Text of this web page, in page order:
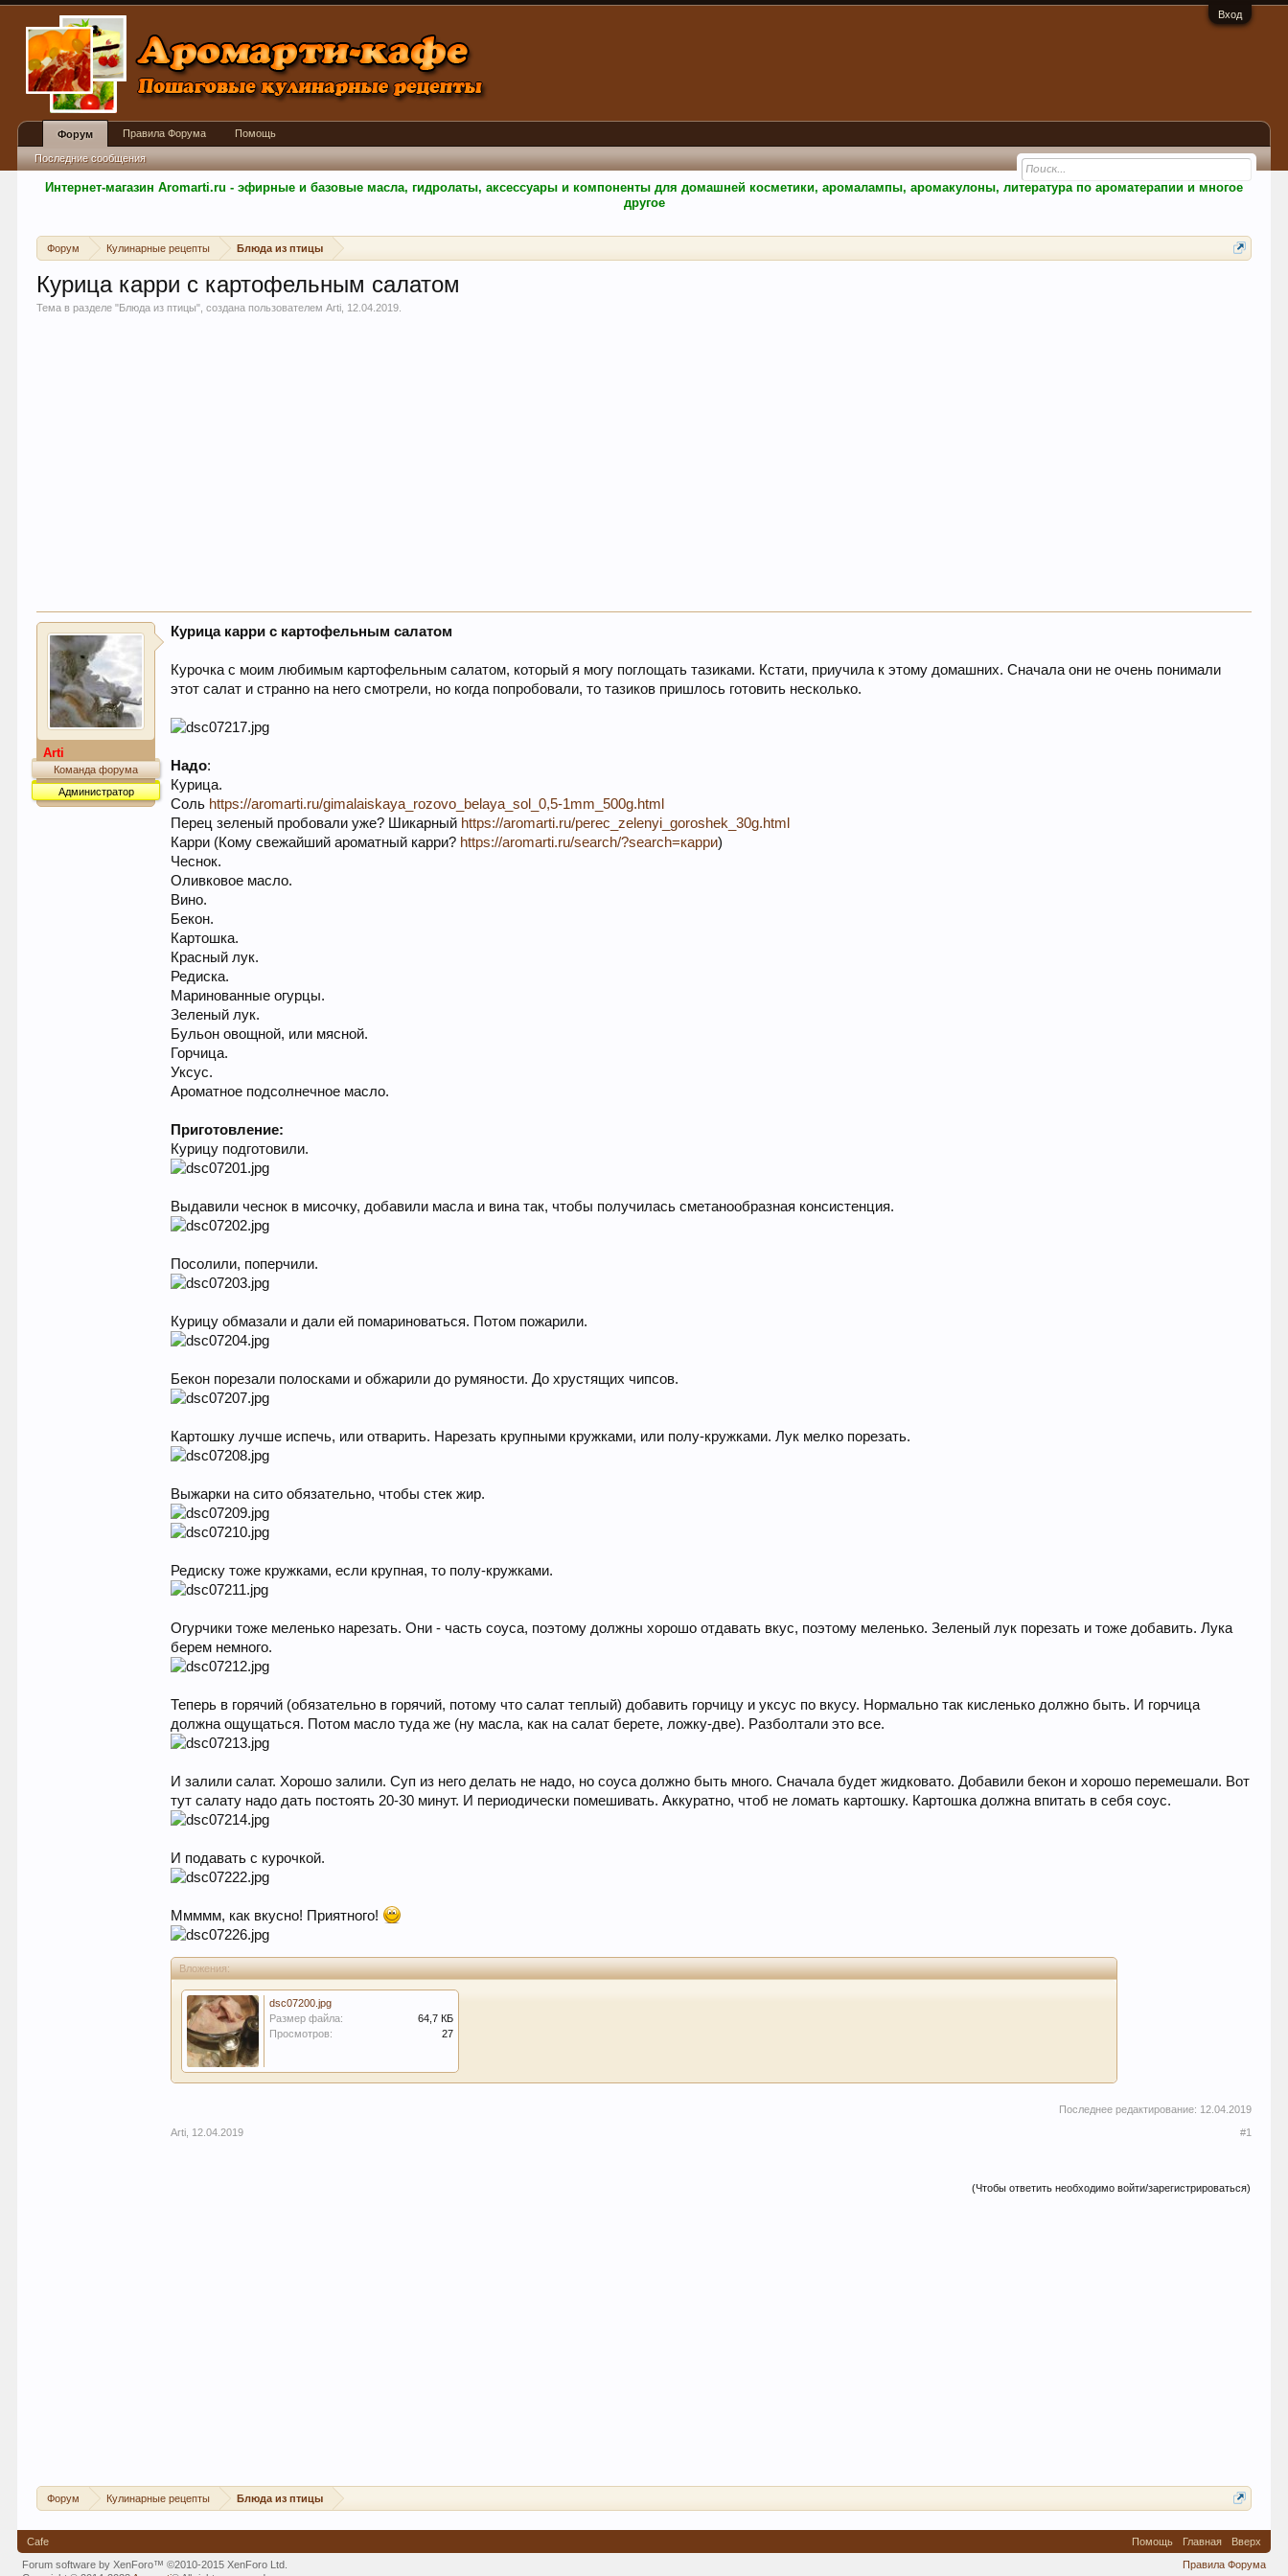
Вход
Интернет-магазин Aromarti.ru - эфирные и базовые масла, гидролаты, аксессуары и компоненты для домашней косметики, аромалампы, аромакулоны, литература по ароматерапии и многое
другое
Форум Кулинарные рецепты Блюда из птицы
Курица карри с картофельным салатом
Тема в разделе "Блюда из птицы", создана пользователемArti 12.04.2019
Arti
Команда форума
Администратор
Курица карри с картофельным салатом
Курочка с моим любимым картофельным салатом, который я могу поглощать тазиками. Кстати, приучила к этому домашних. Сначала они не очень понимали
этот салат и странно на него смотрели, но когда попробовали, то тазиков пришлось готовить несколько.
Надо:
Курица.
Соль https://aromarti.ru/gimalaiskaya_rozovo_belaya_sol_0,5-1mm_500g.html
Перец зеленый пробовали уже? Шикарный https://aromarti.ru/perec_zelenyi_goroshek_30g.html
Карри (Кому свежайший ароматный карри? https://aromarti.ru/search/?search=карри)
Чеснок.
Оливковое масло.
Вино.
Бекон.
Картошка.
Красный лук.
Редиска.
Маринованные огурцы.
Зеленый лук.
Бульон овощной, или мясной.
Горчица.
Уксус.
Ароматное подсолнечное масло.
Приготовление:
Курицу подготовили.
Выдавили чеснок в мисочку, добавили масла и вина так, чтобы получилась сметанообразная консистенция.
Посолили, поперчили.
Курицу обмазали и дали ей помариноваться. Потом пожарили.
Бекон порезали полосками и обжарили до румяности. До хрустящих чипсов.
Картошку лучше испечь, или отварить. Нарезать крупными кружками, или полу-кружками. Лук мелко порезать.
Выжарки на сито обязательно, чтобы стек жир.
Редиску тоже кружками, если крупная, то полу-кружками.
Огурчики тоже меленько нарезать. Они - часть соуса, поэтому должны хорошо отдавать вкус, поэтому меленько. Зеленый лук порезать и тоже добавить. Лука
берем немного.
Теперь в горячий (обязательно в горячий, потому что салат теплый) добавить горчицу и уксус по вкусу. Нормально так кисленько должно быть. И горчица
должна ощущаться. Потом масло туда же (ну масла, как на салат берете, ложку-две). Разболтали это все.
И залили салат. Хорошо залили. Суп из него делать не надо, но соуса должно быть много. Сначала будет жидковато. Добавили бекон и хорошо перемешали. Вот
тут салату надо дать постоять 20-30 минут. И периодически помешивать. Аккуратно, чтоб не ломать картошку. Картошка должна впитать в себя соус.
И подавать с курочкой.
Ммммм, как вкусно! Приятного!
Вложения:
dsc07200.jpg
Размер файла:
64,7 КБ
Просмотров:
27
Последнее редактирование: 12.04.2019
Arti 12.04.2019 #1
(Чтобы ответить необходимо войти/зарегистрироваться)
Форум Кулинарные рецепты Блюда из птицы
Форум
Последние сообщения
Правила Форума Помощь
Cafe Помощь Главная
Вверх
Правила Форума
Forum software by XenForo™©2010-2015 XenForo Ltd.